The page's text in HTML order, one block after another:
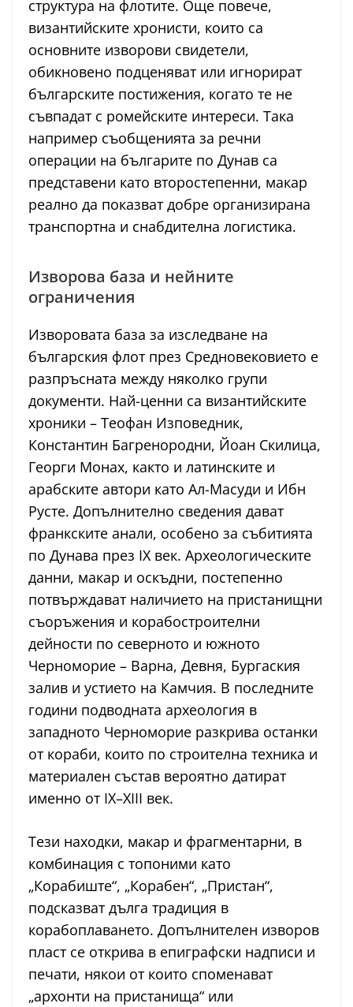
структура на флотите. Още повече,
византийските хронисти, които са
основните изворови свидетели,
обикновено подценяват или игнорират
българските постижения, когато те не
съвпадат с ромейските интереси. Така
например съобщенията за речни
операции на българите по Дунав са
представени като второстепенни, макар
реално да показват добре организирана
транспортна и снабдителна логистика.
Изворова база и нейните
ограничения
Изворовата база за изследване на
българския флот през Средновековието е
разпръсната между няколко групи
документи. Най-ценни са византийските
хроники – Теофан Изповедник,
Константин Багренородни, Йоан Скилица,
Георги Монах, както и латинските и
арабските автори като Ал-Масуди и Ибн
Русте. Допълнително сведения дават
франкските анали, особено за събитията
по Дунава през IX век. Археологическите
данни, макар и оскъдни, постепенно
потвърждават наличието на пристанищни
съоръжения и корабостроителни
дейности по северното и южното
Черноморие – Варна, Девня, Бургаския
залив и устието на Камчия. В последните
години подводната археология в
западното Черноморие разкрива останки
от кораби, които по строителна техника и
материален състав вероятно датират
именно от IX–XIII век.
Тези находки, макар и фрагментарни, в
комбинация с топоними като
„Корабиште“, „Корабен“, „Пристан“,
подсказват дълга традиция в
корабоплаването. Допълнителен изворов
пласт се открива в епиграфски надписи и
печати, някои от които споменават
„архонти на пристанища“ или